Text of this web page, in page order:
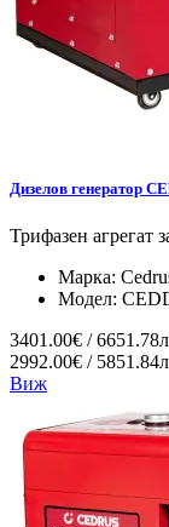
Дизелов генератор
Трифазен агрегат
Марка:
Модел:
3401.00€ /
2992.00€ /
Виж